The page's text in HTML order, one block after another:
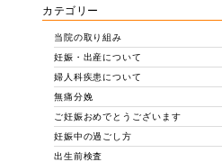
カテゴリー
当院の取り組み
妊娠・出産について
婦人科疾患について
無痛分娩
ご妊娠おめでとうございます
妊娠中の過ごし方
出生前検査